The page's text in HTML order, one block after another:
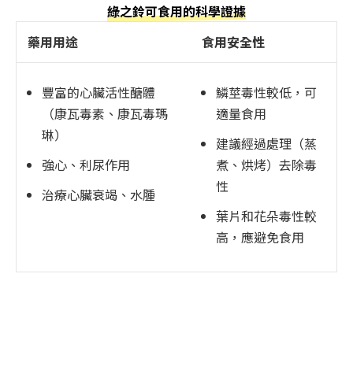
綠之鈴可食用的科學證據
藥用用途
食用安全性
豐富的心臟活性醣體
（康瓦毒素、康瓦毒瑪
琳）
強心、利尿作用
治療心臟衰竭、水腫
鱗莖毒性較低，可
適量食用
建議經過處理（蒸
煮、烘烤）去除毒
性
葉片和花朵毒性較
高，應避免食用